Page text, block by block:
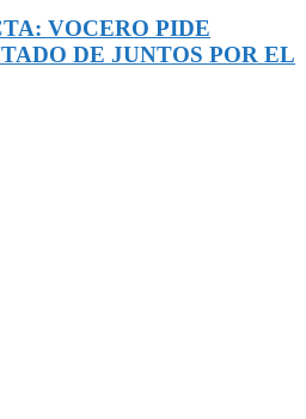
VOCERO PIDE
DE JUNTOS POR EL